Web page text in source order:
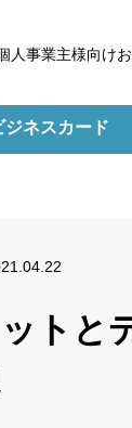
人事業主様向け
ジネスカード
トと